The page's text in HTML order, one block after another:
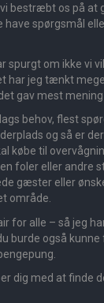
bestræbt os på at
have spørgsmål
spurgt om ikke vi
har jeg tænkt
gav mest
behov, flest
og så er
købe til
foler eller andre
gæster eller
område.
for alle – så jeg
burde også
dig med at finde